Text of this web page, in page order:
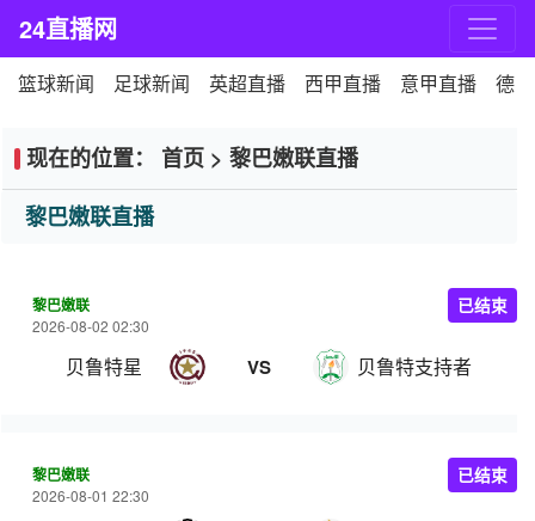
24直播网
篮球新闻 足球新闻 英超直播 西甲直播 意甲直播 德
现在的位置： 首页 > 黎巴嫩联直播
黎巴嫩联直播
黎巴嫩联
2026-08-02 02:30
贝鲁特星 VS 贝鲁特支持者
已结束
黎巴嫩联
2026-08-01 22:30
已结束